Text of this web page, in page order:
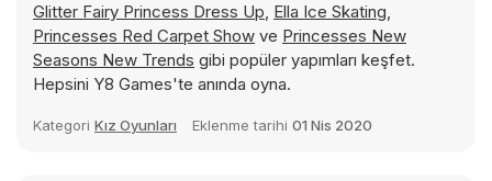
Glitter Fairy Princess Dress Up, Ella Ice Skating,
Princesses Red Carpet Show ve Princesses New
Seasons New Trends gibi popüler yapımları keşfet.
Hepsini Y8 Games'te anında oyna.
Kategori Kız Oyunları Eklenme tarihi 01 Nis 2020